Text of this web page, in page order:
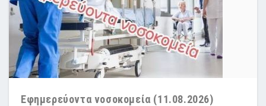
Εφημερεύοντα νοσοκομεία (11.08.2026)